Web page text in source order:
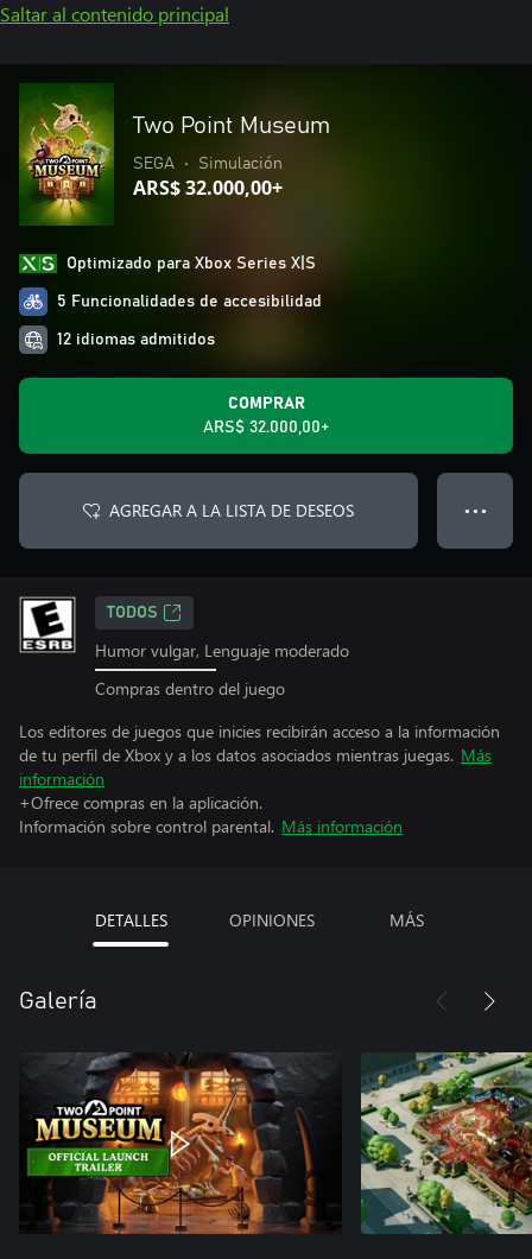
Saltar al contenido principal
Two Point Museum
SEGA • Simulación
ARS$ 32.000,00+
Optimizado para Xbox Series X|S
5 Funcionalidades de accesibilidad
12 idiomas admitidos
COMPRAR
ARS$ 32.000,00+
AGREGAR A LA LISTA DE DESEOS ● ● ●
TODOS
Humor vulgar, Lenguaje moderado
Compras dentro del juego
Los editores de juegos que inicies recibirán acceso a la información
de tu perfil de Xbox y a los datos asociados mientras juegas. Más
información
+Ofrece compras en la aplicación.
Información sobre control parental. Más información
DETALLES OPINIONES MÁS
Galería